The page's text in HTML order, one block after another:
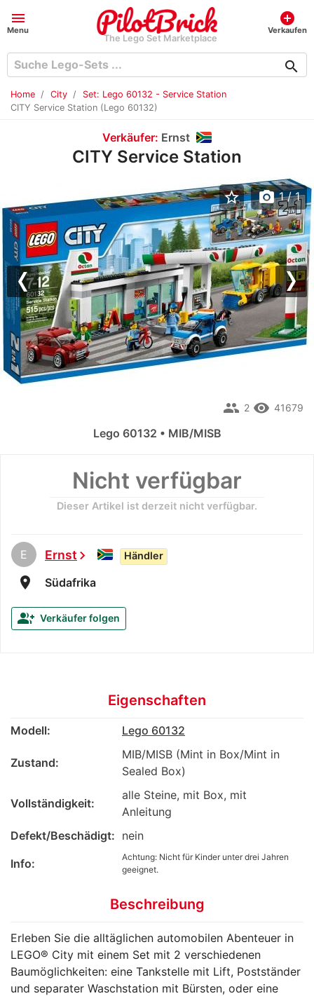
menu
Menu
The Lego Set Marketplace
add_circle
Verkaufen
search
Home City
Set: Lego 60132 - Service Station
CITY Service Station (Lego 60132)
Verkäufer: Ernst
CITY Service Station
Nicht verfügbar
Dieser Artikel ist derzeit nicht verfügbar.
E Ernstchevron_right Händler
room Südafrika
group_add Verkäufer folgen
Previous
star_border photo_camera 1/ 1
remove_red_eye 41679
people 2
Lego 60132 • MIB/MISB
Eigenschaften
Modell: Lego 60132
Zustand:
MIB/MISB (Mint in Box/Mint in
Sealed Box)
Vollständigkeit:
alle Steine, mit Box, mit
Anleitung
Defekt/Beschädigt: nein
Info:
Achtung: Nicht für Kinder unter drei Jahren
geeignet.
Beschreibung
Erleben Sie die alltäglichen automobilen Abenteuer in
LEGO® City mit einem Set mit 2 verschiedenen
Baumöglichkeiten: eine Tankstelle mit Lift, Postständer
und separater Waschstation mit Bürsten, oder eine